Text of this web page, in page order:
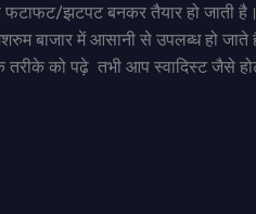
झटपट बनकर तैयार हो जाती
बाजार में आसानी से उपलब्ध हो जाते
को पढ़े तभी आप स्वादिस्ट जैसे